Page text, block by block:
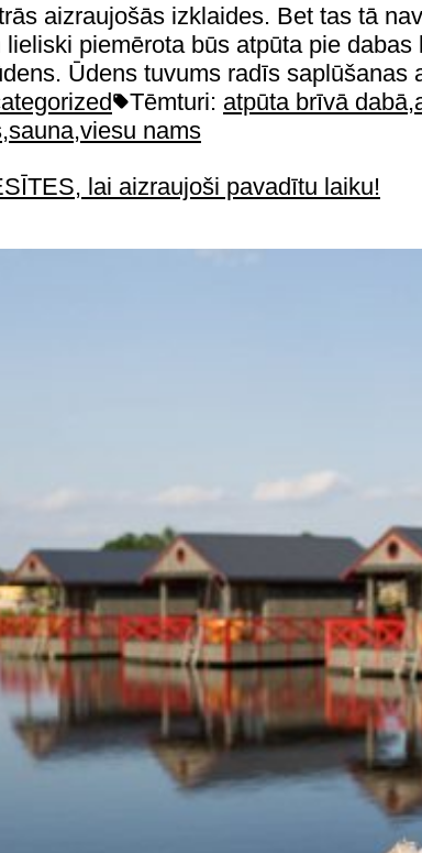
aizraujošās izklaides. Bet tas tā
piemērota būs atpūta pie
Ūdens tuvums radīs
Tēmturi: atpūta brīvā dabā,
,sauna,viesu nams
lai aizraujoši pavadītu laiku!